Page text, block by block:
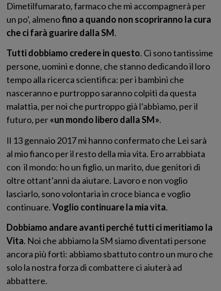
Dimetilfumarato, farmaco che mi accompagnerà per
un po’, almenofino a quando non scopriranno la cura
che ci farà guarire dalla SM.
Tutti dobbiamo credere in questo. Ci sono tantissime
persone, uomini e donne, che stanno dedicando il loro
tempo alla ricerca scientifica: per i bambini che
nasceranno e purtroppo saranno colpiti da questa
malattia, per noi che purtroppo già l’abbiamo, per il
futuro, per«un mondo libero dalla SM».
Il 13 gennaio 2017 mi hanno confermato che Lei sarà
al mio fianco per il resto della mia vita. Ero arrabbiata
con il mondo: ho un figlio, un marito, due genitori di
oltre ottant’anni da aiutare. Lavoro e non voglio
lasciarlo, sono volontaria in croce bianca e voglio
continuare.Voglio continuare la mia vita.
Dobbiamo andare avanti perché tutti ci meritiamo la
Vita. Noi che abbiamo la SM siamo diventati persone
ancora più forti: abbiamo sbattuto contro un muro che
solo la nostra forza di combattere ci aiuterà ad
abbattere.